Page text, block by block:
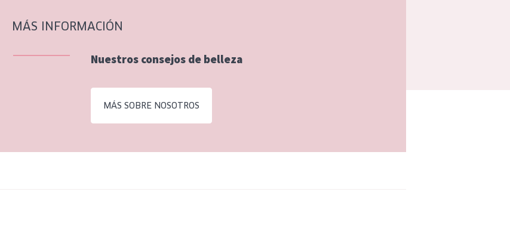
MÁS INFORMACIÓN
Nuestros consejos de belleza
MÁS SOBRE NOSOTROS